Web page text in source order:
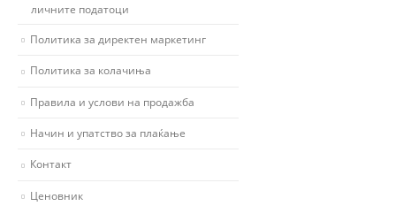
личните податоци
Политика за директен маркетинг
Политика за колачиња
Правила и услови на продажба
Начин и упатство за плаќање
Контакт
Ценовник